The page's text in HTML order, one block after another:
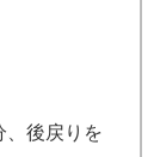
後戻りを